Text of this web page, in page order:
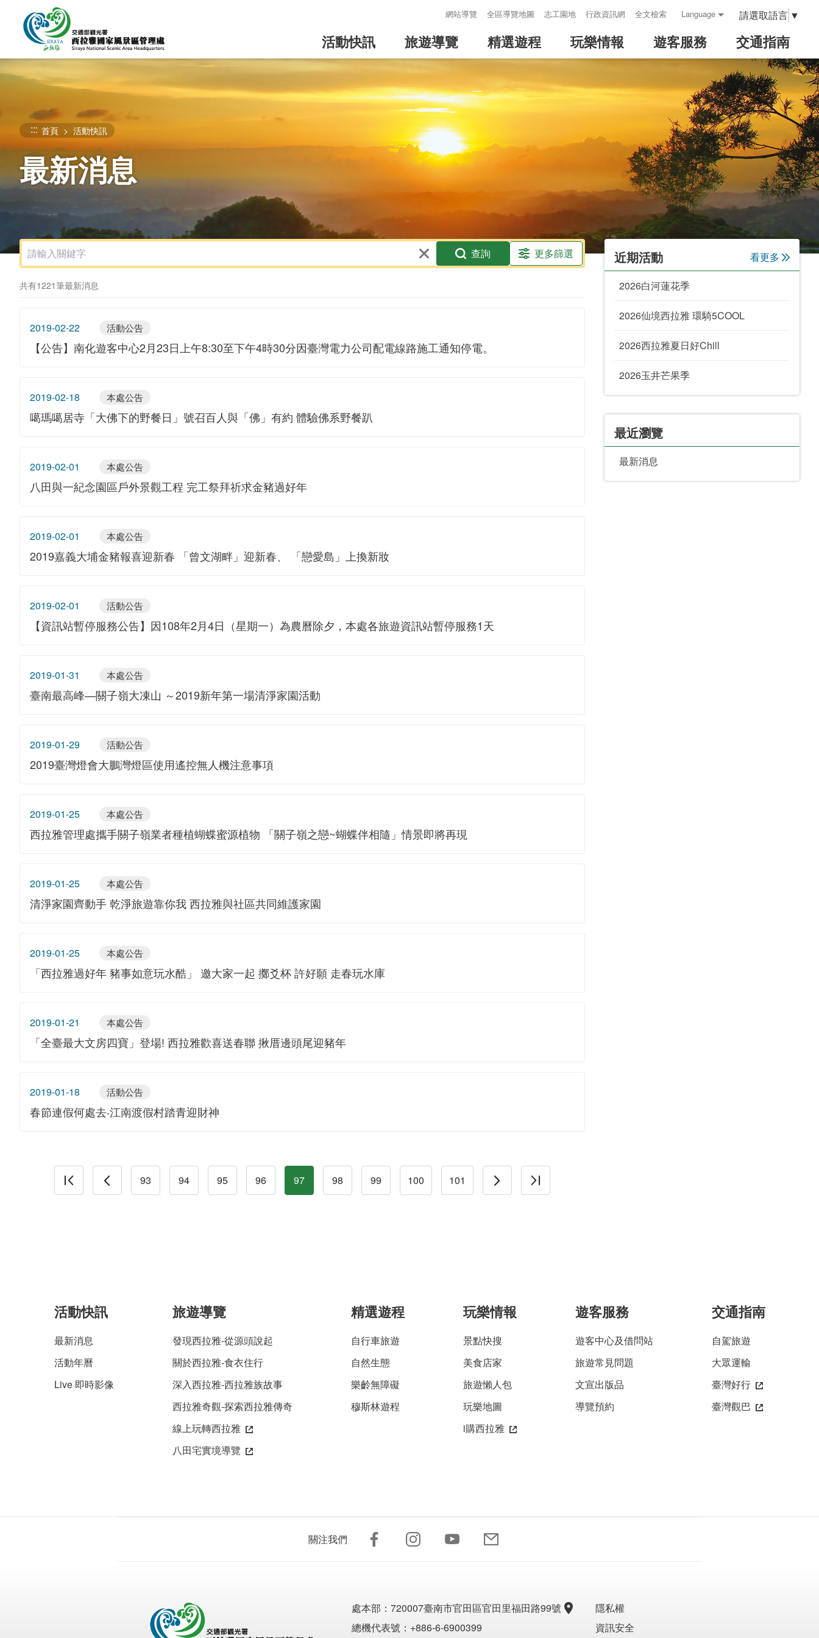
內
容
網站導覽 全區導覽地圖 志工園地 行政資訊網 全文檢索 Language 請選取語言 ▼
活動快訊 旅遊導覽 精選遊程 玩樂情報 遊客服務 交通指南
::: 首頁 活動快訊
最新消息
查詢 更多篩選
共有1221筆最新消息
2019-02-22 活動公告
【公告】南化遊客中心2月23日上午8:30至下午4時30分因臺灣電力公司配電線路施工通知停電。
2019-02-18 本處公告
噶瑪噶居寺「大佛下的野餐日」號召百人與「佛」有約 體驗佛系野餐趴
2019-02-01 本處公告
八田與一紀念園區戶外景觀工程 完工祭拜祈求金豬過好年
2019-02-01 本處公告
2019嘉義大埔金豬報喜迎新春 「曾文湖畔」迎新春、 「戀愛島」上換新妝
2019-02-01 活動公告
【資訊站暫停服務公告】因108年2月4日（星期一）為農曆除夕，本處各旅遊資訊站暫停服務1天
2019-01-31 本處公告
臺南最高峰—關子嶺大凍山 ～2019新年第一場清淨家園活動
2019-01-29 活動公告
2019臺灣燈會大鵬灣燈區使用遙控無人機注意事項
2019-01-25 本處公告
西拉雅管理處攜手關子嶺業者種植蝴蝶蜜源植物 「關子嶺之戀~蝴蝶伴相隨」情景即將再現
2019-01-25 本處公告
清淨家園齊動手 乾淨旅遊靠你我 西拉雅與社區共同維護家園
2019-01-25 本處公告
「西拉雅過好年 豬事如意玩水酷」 邀大家一起 擲爻杯 許好願 走春玩水庫
2019-01-21 本處公告
「全臺最大文房四寶」登場! 西拉雅歡喜送春聯 揪厝邊頭尾迎豬年
2019-01-18 活動公告
春節連假何處去‧江南渡假村踏青迎財神
93 94 95 96 97 98 99 100 101
:::
近期活動 看更多
2026白河蓮花季
2026仙境西拉雅 環騎5COOL
2026西拉雅夏日好Chill
2026玉井芒果季
最近瀏覽
最新消息
活動快訊
最新消息
活動年曆
Live 即時影像
旅遊導覽
發現西拉雅-從源頭說起
關於西拉雅-食衣住行
深入西拉雅-西拉雅族故事
西拉雅奇觀-探索西拉雅傳奇
線上玩轉西拉雅
八田宅實境導覽
精選遊程
自行車旅遊
自然生態
樂齡無障礙
穆斯林遊程
玩樂情報
景點快搜
美食店家
旅遊懶人包
玩樂地圖
i購西拉雅
遊客服務
遊客中心及借問站
旅遊常見問題
文宣出版品
導覽預約
交通指南
自駕旅遊
大眾運輸
臺灣好行
臺灣觀巴
關注我們
處本部： 720007臺南市官田區官田里福田路99號
總機代表號：+886-6-6900399
隱私權
資訊安全